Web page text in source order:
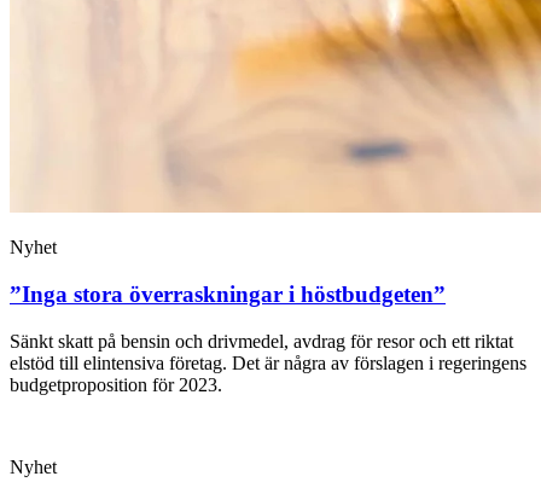
Nyhet
”Inga stora överraskningar i höstbudgeten”
Sänkt skatt på bensin och drivmedel, avdrag för resor och ett riktat
elstöd till elintensiva företag. Det är några av förslagen i regeringens
budgetproposition för 2023.
Nyhet